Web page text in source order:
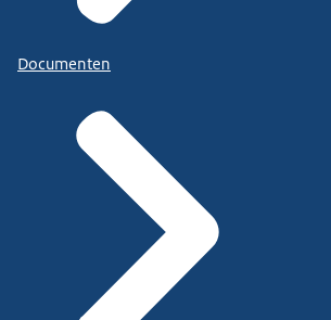
Documenten